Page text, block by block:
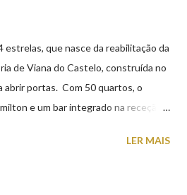
estrelas, que nasce da reabilitação da
de Viana do Castelo, construída no
abrir portas. Com 50 quartos, o
e um bar integrado na receção,
IP Património que homenageiam a
LER MAIS